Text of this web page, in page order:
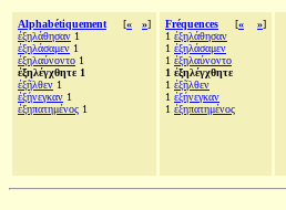
Alphabétiquement [« »]
ἐξηλάθησαν 1
ἐξηλάσαμεν 1
ἐξηλαύνοντο 1
ἐξηλέγχθητε 1
ἐξῆλθεν 1
ἐξήνεγκαν 1
ἐξηπατημένος 1
Fréquences [« »]
1 ἐξηλάθησαν
1 ἐξηλάσαμεν
1 ἐξηλαύνοντο
1 ἐξηλέγχθητε
1 ἐξῆλθεν
1 ἐξήνεγκαν
1 ἐξηπατημένος